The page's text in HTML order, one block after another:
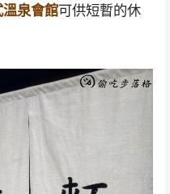
泉會館可供短暫的休